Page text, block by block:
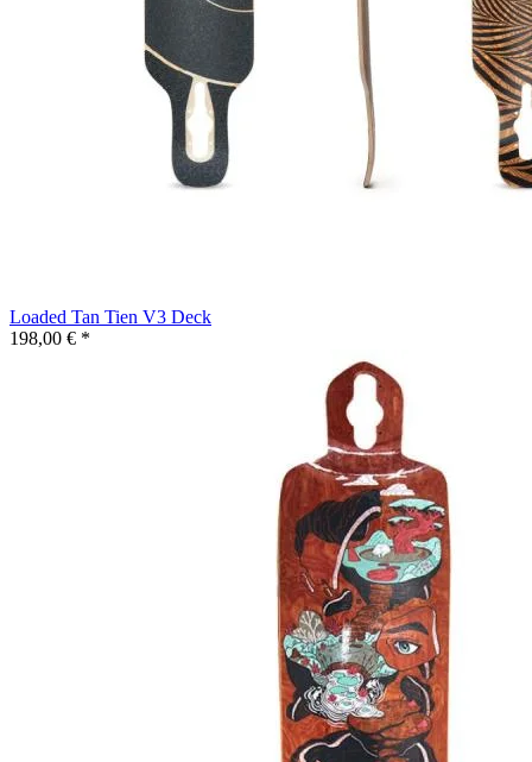
Loaded Tan Tien V3 Deck
198,00 € *